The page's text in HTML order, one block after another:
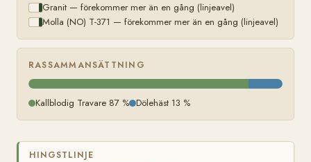
Granit — förekommer mer än en gång (linjeavel)
Molla (NO) T-371 — förekommer mer än en gång (linjeavel)
RASSAMMANSÄTTNING
Kallblodig Travare 87 % Dölehäst 13 %
HINGSTLINJE